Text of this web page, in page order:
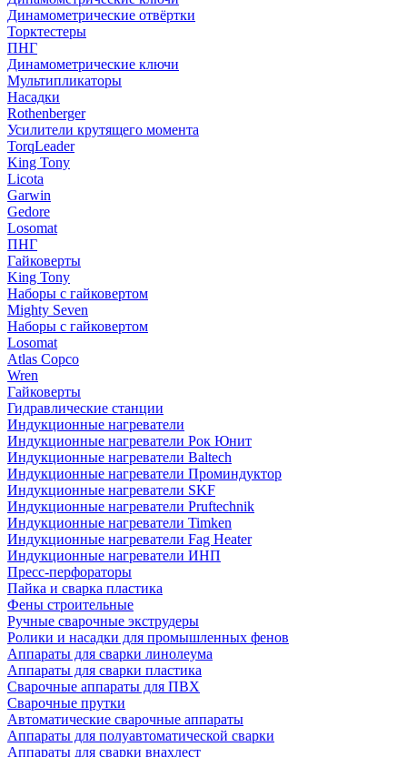
Динамометрические отвёртки
Торктестеры
ПНГ
Динамометрические ключи
Мультипликаторы
Насадки
Rothenberger
Усилители крутящего момента
TorqLeader
King Tony
Licota
Garwin
Gedore
Losomat
ПНГ
Гайковерты
King Tony
Наборы с гайковертом
Mighty Seven
Наборы с гайковертом
Losomat
Atlas Copco
Wren
Гайковерты
Гидравлические станции
Индукционные нагреватели
Индукционные нагреватели Рок Юнит
Индукционные нагреватели Baltech
Индукционные нагреватели Проминдуктор
Индукционные нагреватели SKF
Индукционные нагреватели Pruftechnik
Индукционные нагреватели Timken
Индукционные нагреватели Fag Heater
Индукционные нагреватели ИНП
Пресс-перфораторы
Пайка и сварка пластика
Фены строительные
Ручные сварочные экструдеры
Ролики и насадки для промышленных фенов
Аппараты для сварки линолеума
Аппараты для сварки пластика
Сварочные аппараты для ПВХ
Сварочные прутки
Автоматические сварочные аппараты
Аппараты для полуавтоматической сварки
Аппараты для сварки внахлест